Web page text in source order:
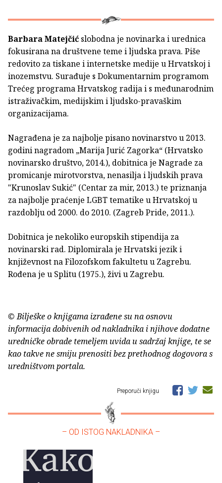
Barbara Matejčić slobodna je novinarka i urednica
fokusirana na društvene teme i ljudska prava. Piše
redovito za tiskane i internetske medije u Hrvatskoj i
inozemstvu. Surađuje s Dokumentarnim programom
Trećeg programa Hrvatskog radija i s međunarodnim
istraživačkim, medijskim i ljudsko-pravaškim
organizacijama.
Nagrađena je za najbolje pisano novinarstvo u 2013.
godini nagradom „Marija Jurić Zagorka“ (Hrvatsko
novinarsko društvo, 2014.), dobitnica je Nagrade za
promicanje mirotvorstva, nenasilja i ljudskih prava
"Krunoslav Sukić" (Centar za mir, 2013.) te priznanja
za najbolje praćenje LGBT tematike u Hrvatskoj u
razdoblju od 2000. do 2010. (Zagreb Pride, 2011.).
Dobitnica je nekoliko europskih stipendija za
novinarski rad. Diplomirala je Hrvatski jezik i
književnost na Filozofskom fakultetu u Zagrebu.
Rođena je u Splitu (1975.), živi u Zagrebu.
© Bilješke o knjigama izrađene su na osnovu
informacija dobivenih od nakladnika i njihove dodatne
uredničke obrade temeljem uvida u sadržaj knjige, te se
kao takve ne smiju prenositi bez prethodnog dogovora s
uredništvom portala.
Preporuči knjigu
– OD ISTOG NAKLADNIKA –